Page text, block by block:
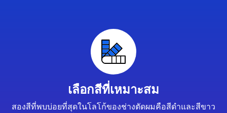
เลือกสีที่เหมาะสม
สองสีที่พบบ่อยที่สุดในโลโก้ของช่างตัดผมคือสีดำและสีขาว